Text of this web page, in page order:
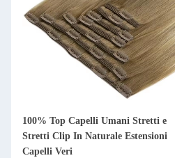
100% Top Capelli Umani Stretti e
Stretti Clip In Naturale Estensioni
Capelli Veri